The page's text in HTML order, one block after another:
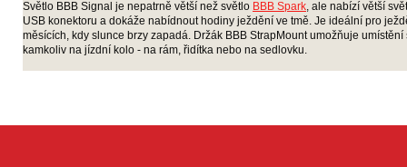
Světlo BBB Signal je nepatrně větší než světlo BBB Spark, ale nabízí větší
USB konektoru a dokáže nabídnout hodiny ježdění ve tmě. Je ideální pro
měsících, kdy slunce brzy zapadá. Držák BBB StrapMount umožňuje
kamkoliv na jízdní kolo - na rám, řidítka nebo na sedlovku.